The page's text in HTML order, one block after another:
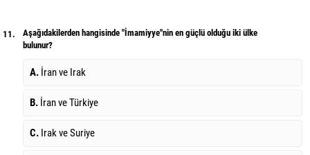
11.
Aşağıdakilerden hangisinde "İmamiyye"nin en güçlü olduğu iki ülke
bulunur?
A. İran ve Irak
B. İran ve Türkiye
C. Irak ve Suriye